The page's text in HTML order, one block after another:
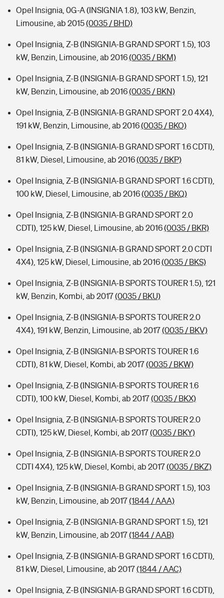
Opel Insignia, 0G-A (INSIGNIA 1.8), 103 kW, Benzin,
Limousine, ab 2015(0035 / BHD)
Opel Insignia, Z-B (INSIGNIA-B GRAND SPORT 1.5), 103
kW, Benzin, Limousine, ab 2016(0035 / BKM)
Opel Insignia, Z-B (INSIGNIA-B GRAND SPORT 1.5), 121
kW, Benzin, Limousine, ab 2016(0035 / BKN)
Opel Insignia, Z-B (INSIGNIA-B GRAND SPORT 2.0 4X4),
191 kW, Benzin, Limousine, ab 2016(0035 / BKO)
Opel Insignia, Z-B (INSIGNIA-B GRAND SPORT 1.6 CDTI),
81 kW, Diesel, Limousine, ab 2016(0035 / BKP)
Opel Insignia, Z-B (INSIGNIA-B GRAND SPORT 1.6 CDTI),
100 kW, Diesel, Limousine, ab 2016(0035 / BKQ)
Opel Insignia, Z-B (INSIGNIA-B GRAND SPORT 2.0
CDTI), 125 kW, Diesel, Limousine, ab 2016(0035 / BKR)
Opel Insignia, Z-B (INSIGNIA-B GRAND SPORT 2.0 CDTI
4X4), 125 kW, Diesel, Limousine, ab 2016(0035 / BKS)
Opel Insignia, Z-B (INSIGNIA-B SPORTS TOURER 1.5), 121
kW, Benzin, Kombi, ab 2017(0035 / BKU)
Opel Insignia, Z-B (INSIGNIA-B SPORTS TOURER 2.0
4X4), 191 kW, Benzin, Limousine, ab 2017(0035 / BKV)
Opel Insignia, Z-B (INSIGNIA-B SPORTS TOURER 1.6
CDTI), 81 kW, Diesel, Kombi, ab 2017(0035 / BKW)
Opel Insignia, Z-B (INSIGNIA-B SPORTS TOURER 1.6
CDTI), 100 kW, Diesel, Kombi, ab 2017(0035 / BKX)
Opel Insignia, Z-B (INSIGNIA-B SPORTS TOURER 2.0
CDTI), 125 kW, Diesel, Kombi, ab 2017(0035 / BKY)
Opel Insignia, Z-B (INSIGNIA-B SPORTS TOURER 2.0
CDTI 4X4), 125 kW, Diesel, Kombi, ab 2017(0035 / BKZ)
Opel Insignia, Z-B (INSIGNIA-B GRAND SPORT 1.5), 103
kW, Benzin, Limousine, ab 2017(1844 / AAA)
Opel Insignia, Z-B (INSIGNIA-B GRAND SPORT 1.5), 121
kW, Benzin, Limousine, ab 2017(1844 / AAB)
Opel Insignia, Z-B (INSIGNIA-B GRAND SPORT 1.6 CDTI),
81 kW, Diesel, Limousine, ab 2017(1844 / AAC)
Opel Insignia, Z-B (INSIGNIA-B GRAND SPORT 1.6 CDTI),